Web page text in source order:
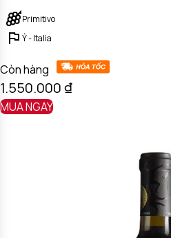
Primitivo
Ý - Italia
Còn hàng
1.550.000₫
MUA NGAY